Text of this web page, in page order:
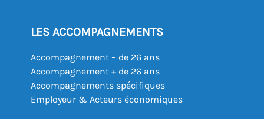
LES ACCOMPAGNEMENTS
Accompagnement – de 26 ans
Accompagnement + de 26 ans
Accompagnements spécifiques
Employeur & Acteurs économiques